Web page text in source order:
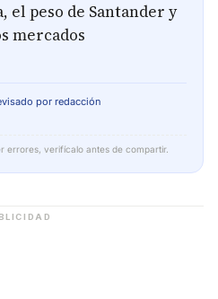
peso de Santander y
mercados
por redacción
errores, verifícalo antes de compartir.